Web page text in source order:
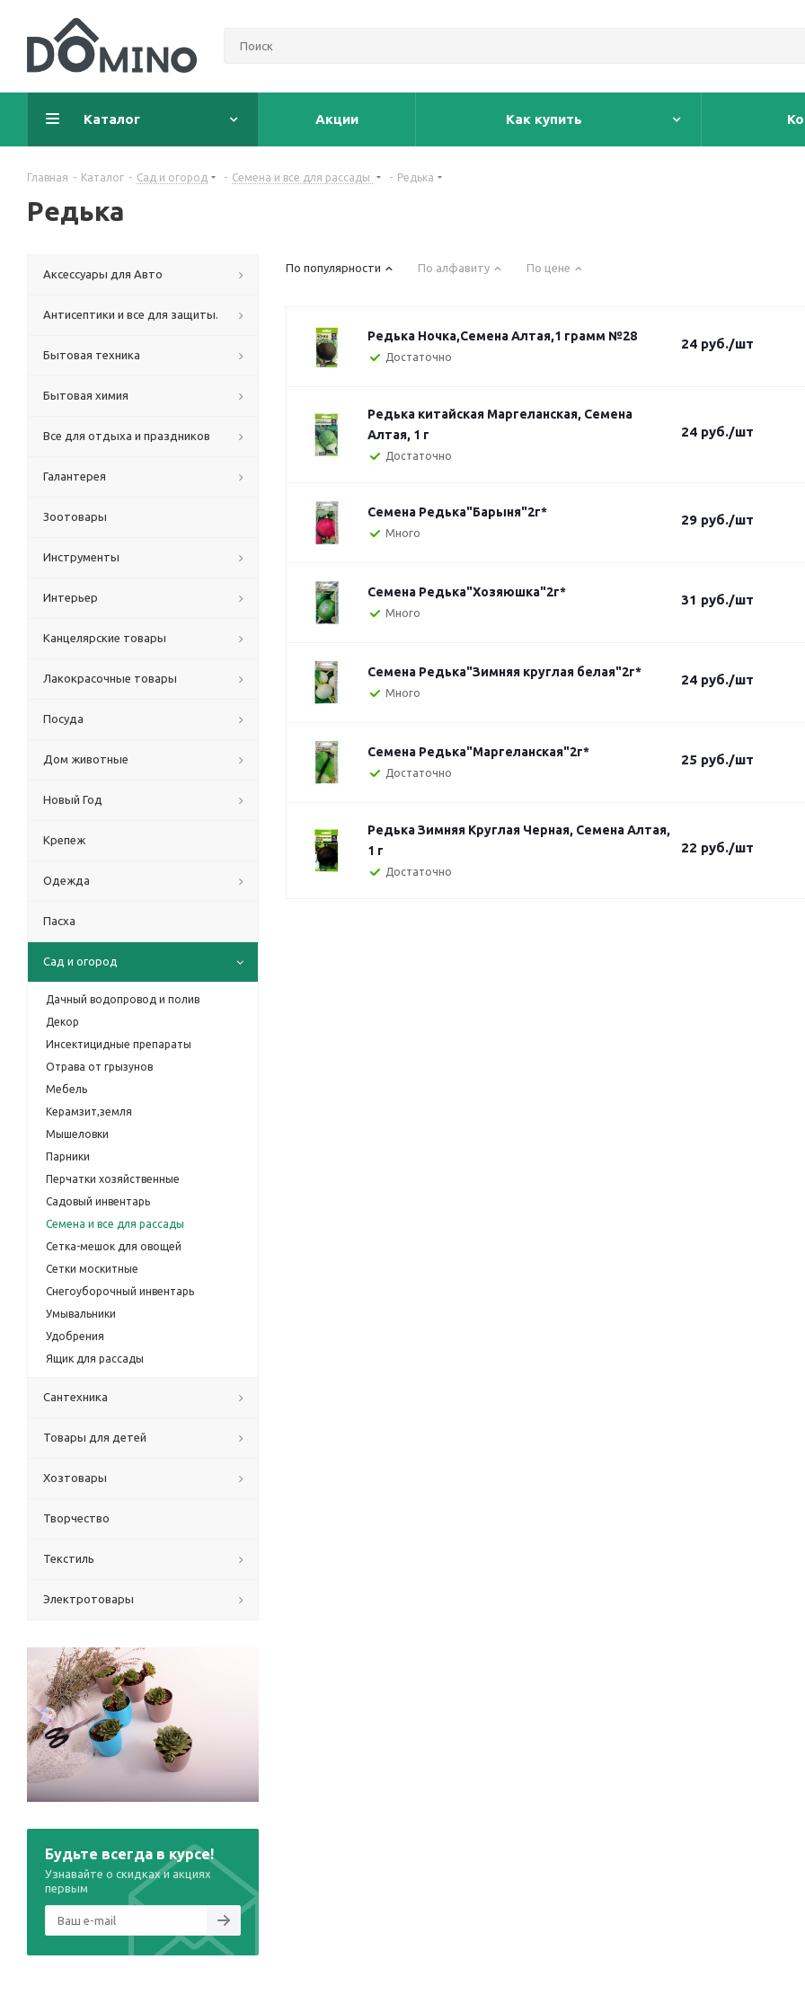
Каталог Акции Как купить
Главная - Каталог - Сад и огород - Семена и все для рассады - Редька
Редька
По популярности По алфавиту По цене
Редька Ночка,Семена Алтая,1 грамм №28
Достаточно
24 руб./шт
Редька китайская Маргеланская, Семена
Алтая, 1 г
Достаточно
24 руб./шт
Семена Редька"Барыня"2г*
Много
29 руб./шт
Семена Редька"Хозяюшка"2г*
Много
31 руб./шт
Семена Редька"Зимняя круглая белая"2г*
Много
24 руб./шт
Семена Редька"Маргеланская"2г*
Достаточно
25 руб./шт
Редька Зимняя Круглая Черная, Семена Алтая,
1 г
Достаточно
22 руб./шт
Аксессуары для Авто
Антисептики и все для защиты.
Бытовая техника
Бытовая химия
Все для отдыха и праздников
Галантерея
Зоотовары
Инструменты
Интерьер
Канцелярские товары
Лакокрасочные товары
Посуда
Дом животные
Новый Год
Крепеж
Одежда
Пасха
Сад и огород
Дачный водопровод и полив
Декор
Инсектицидные препараты
Отрава от грызунов
Мебель
Керамзит,земля
Мышеловки
Парники
Перчатки хозяйственные
Садовый инвентарь
Семена и все для рассады
Сетка-мешок для овощей
Сетки москитные
Снегоуборочный инвентарь
Умывальники
Удобрения
Ящик для рассады
Сантехника
Товары для детей
Хозтовары
Творчество
Текстиль
Электротовары
Будьте всегда в курсе!
Узнавайте о скидках и акциях
первым